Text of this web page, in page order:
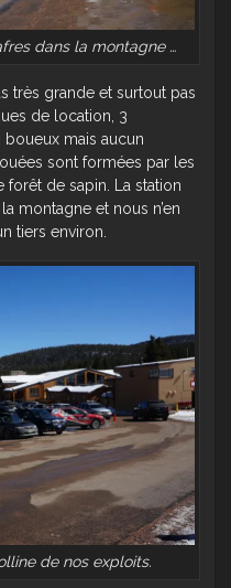
dans la montagne …
très grande et surtout pas
de location, 3
boueux mais aucun
sont formées par les
forêt de sapin. La station
montagne et nous n’en
tiers environ.
de nos exploits.